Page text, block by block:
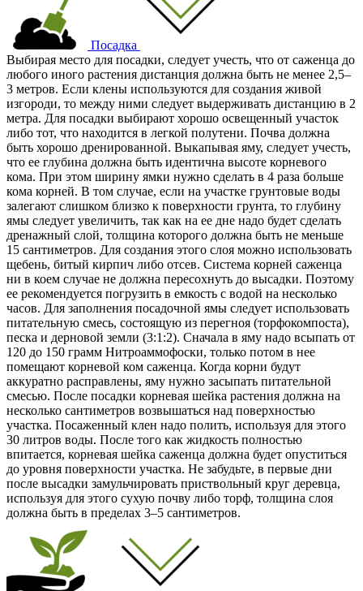
Посадка
Выбирая место для посадки, следует учесть, что от саженца до
любого иного растения дистанция должна быть не менее 2,5–
3 метров. Если клены используются для создания живой
изгороди, то между ними следует выдерживать дистанцию в 2
метра. Для посадки выбирают хорошо освещенный участок
либо тот, что находится в легкой полутени. Почва должна
быть хорошо дренированной. Выкапывая яму, следует учесть,
что ее глубина должна быть идентична высоте корневого
кома. При этом ширину ямки нужно сделать в 4 раза больше
кома корней. В том случае, если на участке грунтовые воды
залегают слишком близко к поверхности грунта, то глубину
ямы следует увеличить, так как на ее дне надо будет сделать
дренажный слой, толщина которого должна быть не меньше
15 сантиметров. Для создания этого слоя можно использовать
щебень, битый кирпич либо отсев. Система корней саженца
ни в коем случае не должна пересохнуть до высадки. Поэтому
ее рекомендуется погрузить в емкость с водой на несколько
часов. Для заполнения посадочной ямы следует использовать
питательную смесь, состоящую из перегноя (торфокомпоста),
песка и дерновой земли (3:1:2). Сначала в яму надо всыпать от
120 до 150 грамм Нитроаммофоски, только потом в нее
помещают корневой ком саженца. Когда корни будут
аккуратно расправлены, яму нужно засыпать питательной
смесью. После посадки корневая шейка растения должна на
несколько сантиметров возвышаться над поверхностью
участка. Посаженный клен надо полить, используя для этого
30 литров воды. После того как жидкость полностью
впитается, корневая шейка саженца должна будет опуститься
до уровня поверхности участка. Не забудьте, в первые дни
после высадки замульчировать приствольный круг деревца,
используя для этого сухую почву либо торф, толщина слоя
должна быть в пределах 3–5 сантиметров.